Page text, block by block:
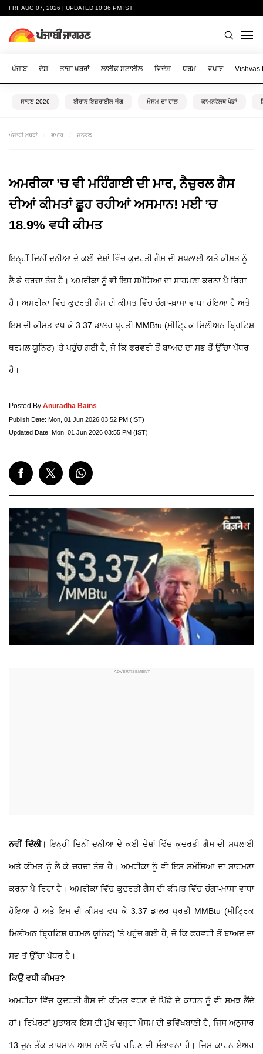
FRI, AUG 07, 2026 | UPDATED 10:36 PM IST
ਪੰਜਾਬ ਦੇਸ਼ ਤਾਜ਼ਾ ਖ਼ਬਰਾਂ ਲਾਈਫ ਸਟਾਈਲ ਵਿਦੇਸ਼ ਧਰਮ ਵਪਾਰ Vishvas
ਸਾਵਣ 2026 ਈਰਾਨ-ਇਜ਼ਰਾਈਲ ਜੰਗ ਮੌਸਮ ਦਾ ਹਾਲ ਕਾਮਨਵੈਲਥ ਖੇਡਾਂ
ਪੰਜਾਬੀ ਖ਼ਬਰਾਂ ਵਪਾਰ ਜਨਰਲ
ਅਮਰੀਕਾ ’ਚ ਵੀ ਮਹਿੰਗਾਈ ਦੀ ਮਾਰ, ਨੈਚੁਰਲ ਗੈਸ
ਦੀਆਂ ਕੀਮਤਾਂ ਛੂਹ ਰਹੀਆਂ ਅਸਮਾਨ! ਮਈ ’ਚ
18.9% ਵਧੀ ਕੀਮਤ
ਇਨ੍ਹੀਂ ਦਿਨੀਂ ਦੁਨੀਆ ਦੇ ਕਈ ਦੇਸ਼ਾਂ ਵਿੱਚ ਕੁਦਰਤੀ ਗੈਸ ਦੀ ਸਪਲਾਈ ਅਤੇ ਕੀਮਤ ਨੂੰ
ਲੈ ਕੇ ਚਰਚਾ ਤੇਜ਼ ਹੈ। ਅਮਰੀਕਾ ਨੂੰ ਵੀ ਇਸ ਸਮੱਸਿਆ ਦਾ ਸਾਹਮਣਾ ਕਰਨਾ ਪੈ ਰਿਹਾ
ਹੈ। ਅਮਰੀਕਾ ਵਿੱਚ ਕੁਦਰਤੀ ਗੈਸ ਦੀ ਕੀਮਤ ਵਿੱਚ ਚੰਗਾ-ਖ਼ਾਸਾ ਵਾਧਾ ਹੋਇਆ ਹੈ ਅਤੇ
ਇਸ ਦੀ ਕੀਮਤ ਵਧ ਕੇ 3.37 ਡਾਲਰ ਪ੍ਰਤੀ MMBtu (ਮੀਟ੍ਰਿਕ ਮਿਲੀਅਨ ਬ੍ਰਿਟਿਸ਼
ਥਰਮਲ ਯੂਨਿਟ) 'ਤੇ ਪਹੁੰਚ ਗਈ ਹੈ, ਜੋ ਕਿ ਫਰਵਰੀ ਤੋਂ ਬਾਅਦ ਦਾ ਸਭ ਤੋਂ ਉੱਚਾ ਪੱਧਰ
ਹੈ।
Posted By Anuradha Bains
Publish Date: Mon, 01 Jun 2026 03:52 PM (IST)
Updated Date: Mon, 01 Jun 2026 03:55 PM (IST)
ਨਵੀਂ ਦਿੱਲੀ।ਇਨ੍ਹੀਂ ਦਿਨੀਂ ਦੁਨੀਆ ਦੇ ਕਈ ਦੇਸ਼ਾਂ ਵਿੱਚ ਕੁਦਰਤੀ ਗੈਸ ਦੀ ਸਪਲਾਈ
ਅਤੇ ਕੀਮਤ ਨੂੰ ਲੈ ਕੇ ਚਰਚਾ ਤੇਜ਼ ਹੈ। ਅਮਰੀਕਾ ਨੂੰ ਵੀ ਇਸ ਸਮੱਸਿਆ ਦਾ ਸਾਹਮਣਾ
ਕਰਨਾ ਪੈ ਰਿਹਾ ਹੈ। ਅਮਰੀਕਾ ਵਿੱਚ ਕੁਦਰਤੀ ਗੈਸ ਦੀ ਕੀਮਤ ਵਿੱਚ ਚੰਗਾ-ਖ਼ਾਸਾ ਵਾਧਾ
ਹੋਇਆ ਹੈ ਅਤੇ ਇਸ ਦੀ ਕੀਮਤ ਵਧ ਕੇ 3.37 ਡਾਲਰ ਪ੍ਰਤੀ MMBtu (ਮੀਟ੍ਰਿਕ
ਮਿਲੀਅਨ ਬ੍ਰਿਟਿਸ਼ ਥਰਮਲ ਯੂਨਿਟ) 'ਤੇ ਪਹੁੰਚ ਗਈ ਹੈ, ਜੋ ਕਿ ਫਰਵਰੀ ਤੋਂ ਬਾਅਦ ਦਾ
ਸਭ ਤੋਂ ਉੱਚਾ ਪੱਧਰ ਹੈ।
ਕਿਉਂ ਵਧੀ ਕੀਮਤ?
ਅਮਰੀਕਾ ਵਿੱਚ ਕੁਦਰਤੀ ਗੈਸ ਦੀ ਕੀਮਤ ਵਧਣ ਦੇ ਪਿੱਛੇ ਦੇ ਕਾਰਨ ਨੂੰ ਵੀ ਸਮਝ ਲੈਂਦੇ
ਹਾਂ। ਰਿਪੋਰਟਾਂ ਮੁਤਾਬਕ ਇਸ ਦੀ ਮੁੱਖ ਵਜ੍ਹਾ ਮੌਸਮ ਦੀ ਭਵਿੱਖਬਾਣੀ ਹੈ, ਜਿਸ ਅਨੁਸਾਰ
13 ਜੂਨ ਤੱਕ ਤਾਪਮਾਨ ਆਮ ਨਾਲੋਂ ਵੱਧ ਰਹਿਣ ਦੀ ਸੰਭਾਵਨਾ ਹੈ। ਜਿਸ ਕਾਰਨ ਏਅਰ